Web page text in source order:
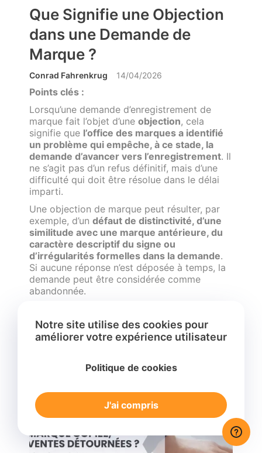
Que Signifie une Objection
dans une Demande de
Marque ?
Conrad Fahrenkrug 14/04/2026
Points clés :
Lorsqu’une demande d’enregistrement de
marque fait l’objet d’une objection, cela
signifie que l’office des marques a identifié
un problème qui empêche, à ce stade, la
demande d’avancer vers l’enregistrement. Il
ne s’agit pas d’un refus définitif, mais d’une
difficulté qui doit être résolue dans le délai
imparti.
Une objection de marque peut résulter, par
exemple, d’un défaut de distinctivité, d’une
similitude avec une marque antérieure, du
caractère descriptif du signe ou
d’irrégularités formelles dans la demande.
Si aucune réponse n’est déposée à temps, la
demande peut être considérée comme
abandonnée.
Notre site utilise des cookies pour
améliorer votre expérience utilisateur
Politique de cookies
J'ai compris